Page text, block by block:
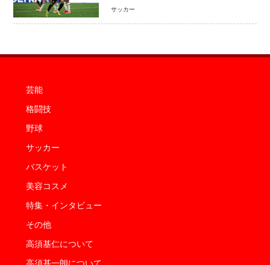
ーは「五大リーグ一強」から新時代へ
サッカー
芸能
格闘技
野球
サッカー
バスケット
美容コスメ
特集・インタビュー
その他
高須基仁について